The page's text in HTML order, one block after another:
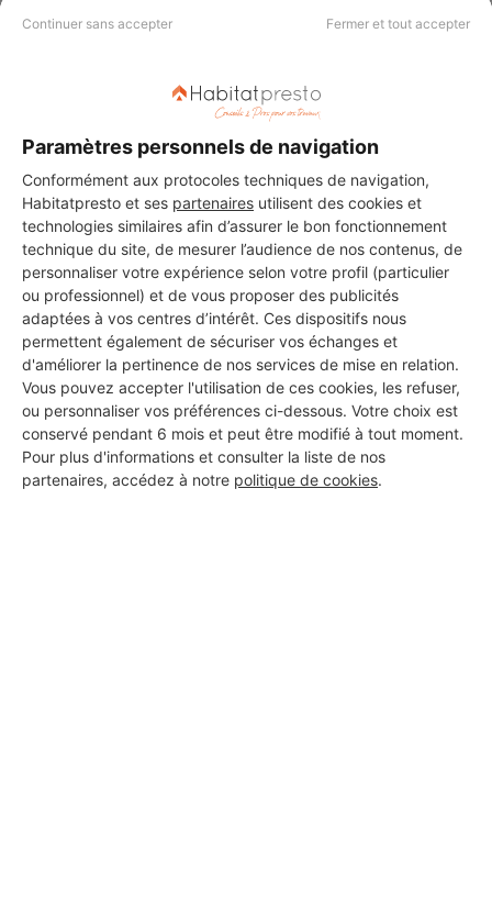
Continuer sans accepter Fermer et tout accepter
Paramètres personnels de navigation
Conformément aux protocoles techniques de navigation,
Habitatpresto et ses partenaires utilisent des cookies et
technologies similaires afin d’assurer le bon fonctionnement
technique du site, de mesurer l’audience de nos contenus, de
personnaliser votre expérience selon votre profil (particulier
ou professionnel) et de vous proposer des publicités
adaptées à vos centres d’intérêt. Ces dispositifs nous
permettent également de sécuriser vos échanges et
d'améliorer la pertinence de nos services de mise en relation.
Vous pouvez accepter l'utilisation de ces cookies, les refuser,
ou personnaliser vos préférences ci-dessous. Votre choix est
conservé pendant 6 mois et peut être modifié à tout moment.
Pour plus d'informations et consulter la liste de nos
partenaires, accédez à notre politique de cookies.
PAS LE TEMPS DE
CHERCHER ?
Vous souhaitez réaliser des travaux et ne savez quel professionnel
choisir ? Demandez des devis travauxauprès de notre réseau de 5 000
professionnels partout en France.
DEMANDER UN DEVIS